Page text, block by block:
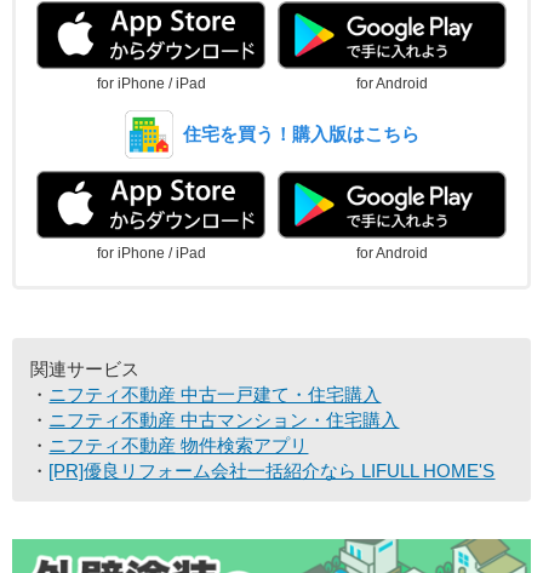
for iPhone / iPad for Android
住宅を買う！購入版はこちら
for iPhone / iPad for Android
関連サービス
ニフティ不動産 中古一戸建て・住宅購入
ニフティ不動産 中古マンション・住宅購入
ニフティ不動産 物件検索アプリ
[PR]優良リフォーム会社一括紹介なら LIFULL HOME'S